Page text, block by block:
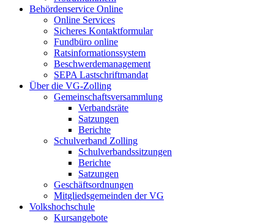
Behördenservice Online
Online Services
Sicheres Kontaktformular
Fundbüro online
Ratsinformationssystem
Beschwerdemanagement
SEPA Lastschriftmandat
Über die VG-Zolling
Gemeinschaftsversammlung
Verbandsräte
Satzungen
Berichte
Schulverband Zolling
Schulverbandssitzungen
Berichte
Satzungen
Geschäftsordnungen
Mitgliedsgemeinden der VG
Volkshochschule
Kursangebote